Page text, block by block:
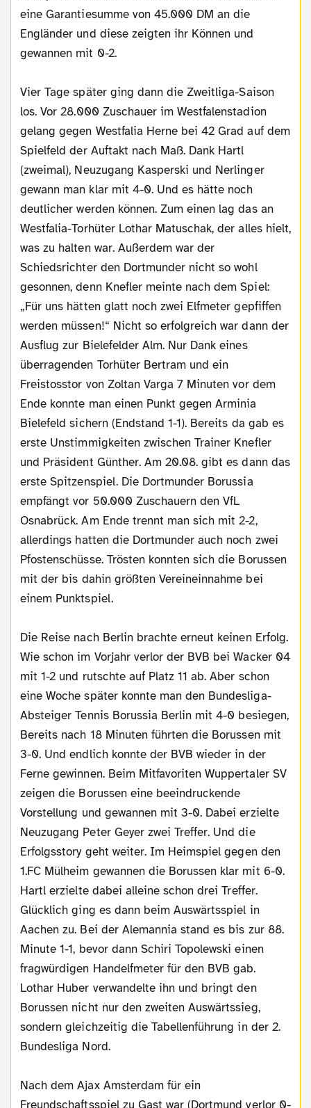
eine Garantiesumme von 45.000 DM an die
Engländer und diese zeigten ihr Können und
gewannen mit 0-2.
Vier Tage später ging dann die Zweitliga-Saison
los. Vor 28.000 Zuschauer im Westfalenstadion
gelang gegen Westfalia Herne bei 42 Grad auf dem
Spielfeld der Auftakt nach Maß. Dank Hartl
(zweimal), Neuzugang Kasperski und Nerlinger
gewann man klar mit 4-0. Und es hätte noch
deutlicher werden können. Zum einen lag das an
Westfalia-Torhüter Lothar Matuschak, der alles hielt,
was zu halten war. Außerdem war der
Schiedsrichter den Dortmunder nicht so wohl
gesonnen, denn Knefler meinte nach dem Spiel:
„Für uns hätten glatt noch zwei Elfmeter gepfiffen
werden müssen!“ Nicht so erfolgreich war dann der
Ausflug zur Bielefelder Alm. Nur Dank eines
überragenden Torhüter Bertram und ein
Freistosstor von Zoltan Varga 7 Minuten vor dem
Ende konnte man einen Punkt gegen Arminia
Bielefeld sichern (Endstand 1-1). Bereits da gab es
erste Unstimmigkeiten zwischen Trainer Knefler
und Präsident Günther. Am 20.08. gibt es dann das
erste Spitzenspiel. Die Dortmunder Borussia
empfängt vor 50.000 Zuschauern den VfL
Osnabrück. Am Ende trennt man sich mit 2-2,
allerdings hatten die Dortmunder auch noch zwei
Pfostenschüsse. Trösten konnten sich die Borussen
mit der bis dahin größten Vereineinnahme bei
einem Punktspiel.
Die Reise nach Berlin brachte erneut keinen Erfolg.
Wie schon im Vorjahr verlor der BVB bei Wacker 04
mit 1-2 und rutschte auf Platz 11 ab. Aber schon
eine Woche später konnte man den Bundesliga-
Absteiger Tennis Borussia Berlin mit 4-0 besiegen,
Bereits nach 18 Minuten führten die Borussen mit
3-0. Und endlich konnte der BVB wieder in der
Ferne gewinnen. Beim Mitfavoriten Wuppertaler SV
zeigen die Borussen eine beeindruckende
Vorstellung und gewannen mit 3-0. Dabei erzielte
Neuzugang Peter Geyer zwei Treffer. Und die
Erfolgsstory geht weiter. Im Heimspiel gegen den
1.FC Mülheim gewannen die Borussen klar mit 6-0.
Hartl erzielte dabei alleine schon drei Treffer.
Glücklich ging es dann beim Auswärtsspiel in
Aachen zu. Bei der Alemannia stand es bis zur 88.
Minute 1-1, bevor dann Schiri Topolewski einen
fragwürdigen Handelfmeter für den BVB gab.
Lothar Huber verwandelte ihn und bringt den
Borussen nicht nur den zweiten Auswärtssieg,
sondern gleichzeitig die Tabellenführung in der 2.
Bundesliga Nord.
Nach dem Ajax Amsterdam für ein
Freundschaftsspiel zu Gast war (Dortmund verlor 0-